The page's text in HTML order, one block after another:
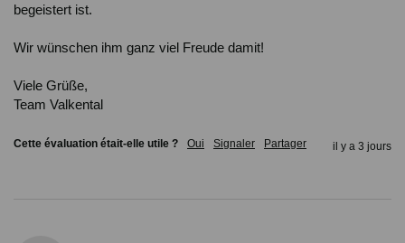
begeistert ist.
Wir wünschen ihm ganz viel Freude damit!
Viele Grüße,
Team Valkental
Cette évaluation était-elle utile ? Oui Signaler Partager il y a 3 jours